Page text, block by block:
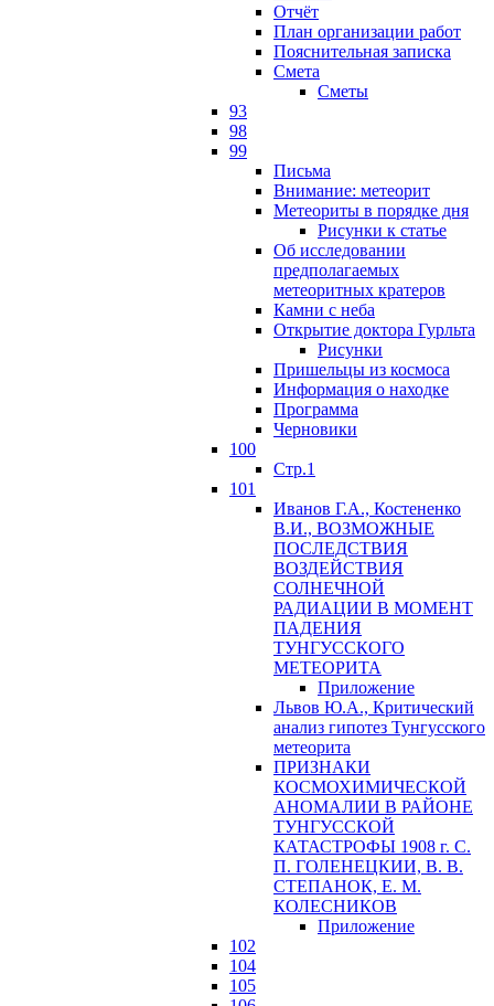
Отчёт
План организации работ
Пояснительная записка
Смета
Сметы
93
98
99
Письма
Внимание: метеорит
Метеориты в порядке дня
Рисунки к статье
Об исследовании
предполагаемых
метеоритных кратеров
Камни с неба
Открытие доктора Гурльта
Рисунки
Пришельцы из космоса
Информация о находке
Программа
Черновики
100
Стр.1
101
Иванов Г.А., Костененко
В.И., ВОЗМОЖНЫЕ
ПОСЛЕДСТВИЯ
ВОЗДЕЙСТВИЯ
СОЛНЕЧНОЙ
РАДИАЦИИ В МОМЕНТ
ПАДЕНИЯ
ТУНГУССКОГО
MЕТЕОРИТА
Приложение
Львов Ю.A., Критический
анализ гипотез Тунгусского
метеорита
ПРИЗНАКИ
КОСМОХИМИЧЕСКОЙ
АНОМАЛИИ В РАЙОНЕ
ТУНГУССКОЙ
КАТАСТРОФЫ 1908 г. С.
П. ГОЛЕНЕЦКИИ, В. В.
СТЕПАНОК, Е. М.
КОЛЕСНИКОВ
Приложение
102
104
105